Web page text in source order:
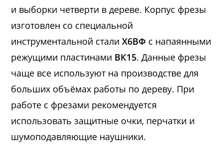
и выборки четверти в дереве. Корпус фрезы
изготовлен со специальной
инструментальной сталиХ6ВФ с напаянными
режущими пластинами ВК15. Данные фрезы
чаще все используют на производстве для
больших объёмах работы по дереву. При
работе с фрезами рекомендуется
использовать защитные очки, перчатки и
шумоподавляющие наушники.